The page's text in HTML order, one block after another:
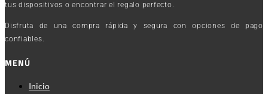
tus dispositivos o encontrar el regalo perfecto.
Disfruta de una compra rápida y segura con opciones de pago
confiables.
MENÚ
Inicio